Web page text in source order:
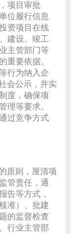
项目审批
位履行信息
资项目在线
建设、竣工
主管部门等
重要依据。
行为纳入企
会公示，并实
度，确保项
理等要求。
过竞争方式
原则，厘清项
管责任，通
告等方式，
准）、批建
的监督检查
行业主管部